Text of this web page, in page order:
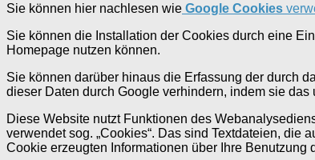
Sie können hier nachlesen wie Google Cookies
Sie können die Installation der Cookies durch eine
Homepage nutzen können.
Sie können darüber hinaus die Erfassung der durch
dieser Daten durch Google verhindern, indem sie
Diese Website nutzt Funktionen des
verwendet sog. „Cookies“. Das sind Textdateien,
Cookie erzeugten Informationen über Ihre